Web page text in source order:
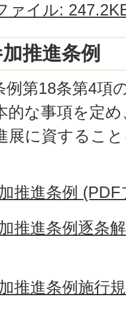
ァイル:
推進条例
例第18条第4項
的な事項を定
展に資するこ
推進条例
推進条例逐条
推進条例施行